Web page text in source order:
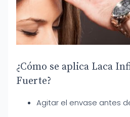
¿Cómo se aplica Laca
Fuerte?
Agitar el envase antes